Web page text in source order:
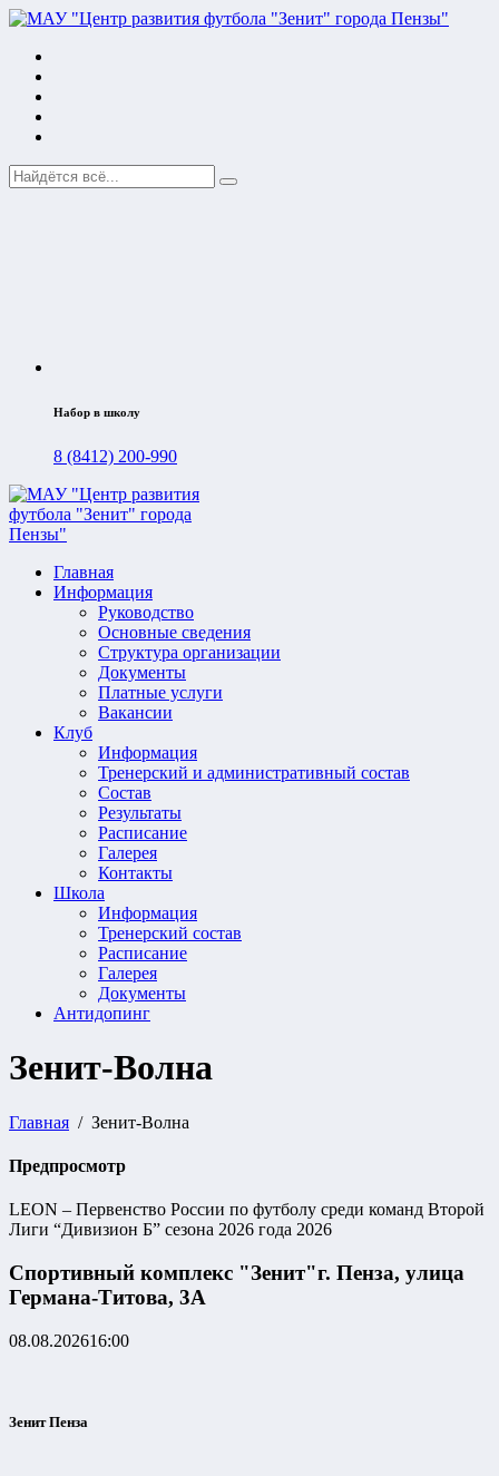
Набор в школу
8 (8412) 200-990
Главная
Информация
Руководство
Основные сведения
Структура организации
Документы
Платные услуги
Вакансии
Клуб
Информация
Тренерский и административный состав
Состав
Результаты
Расписание
Галерея
Контакты
Школа
Информация
Тренерский состав
Расписание
Галерея
Документы
Антидопинг
Зенит-Волна
Главная Зенит-Волна
Предпросмотр
LEON – Первенство России по футболу среди команд Второй
Лиги “Дивизион Б” сезона 2026 года 2026
Спортивный комплекс "Зенит"г. Пенза, улица
Германа-Титова, 3А
08.08.202616:00
Зенит Пенза